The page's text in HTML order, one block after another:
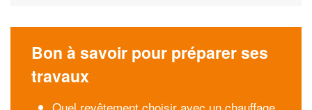
Bon à savoir pour préparer ses
travaux